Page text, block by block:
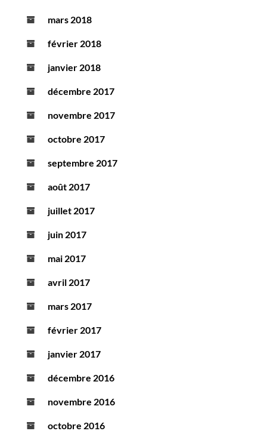
mars 2018
février 2018
janvier 2018
décembre 2017
novembre 2017
octobre 2017
septembre 2017
août 2017
juillet 2017
juin 2017
mai 2017
avril 2017
mars 2017
février 2017
janvier 2017
décembre 2016
novembre 2016
octobre 2016